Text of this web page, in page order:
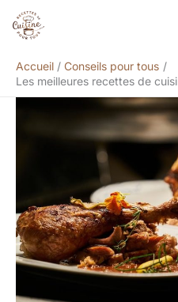
Accueil
Conseils pour tous
Les meilleures recettes de
Rechercher